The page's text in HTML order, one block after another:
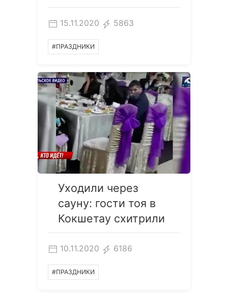
15.11.2020 5863
#ПРАЗДНИКИ
Уходили через
сауну: гости тоя в
Кокшетау схитрили
10.11.2020 6186
#ПРАЗДНИКИ